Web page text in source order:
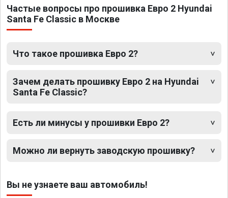
Частые вопросы про прошивка Евро 2 Hyundai
Santa Fe Classic в Москве
Что такое прошивка Евро 2?
Зачем делать прошивку Евро 2 на Hyundai
Santa Fe Classic?
Есть ли минусы у прошивки Евро 2?
Можно ли вернуть заводскую прошивку?
Вы не узнаете ваш автомобиль!